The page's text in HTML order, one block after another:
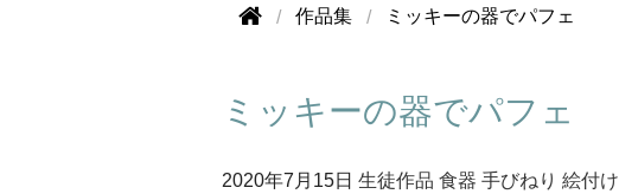
作品集 ミッキーの器でパフェ
ミッキーの器でパフェ
2020年7月15日 生徒作品 食器 手びねり 絵付け